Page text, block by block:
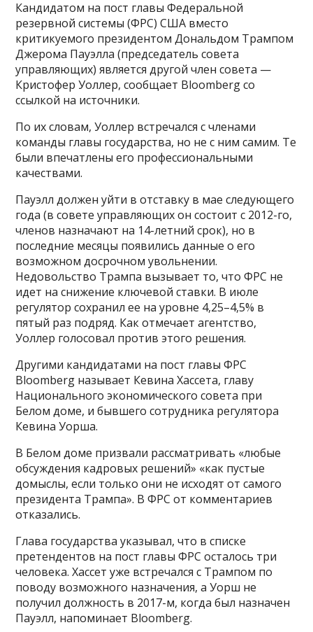
Кандидатом на пост главы Федеральной
резервной системы (ФРС) США вместо
критикуемого президентом Дональдом Трампом
Джерома Пауэлла (председатель совета
управляющих) является другой член совета —
Кристофер Уоллер, сообщает Bloomberg со
ссылкой на источники.
По их словам, Уоллер встречался с членами
команды главы государства, но не с ним самим. Те
были впечатлены его профессиональными
качествами.
Пауэлл должен уйти в отставку в мае следующего
года (в совете управляющих он состоит с 2012-го,
членов назначают на 14-летний срок), но в
последние месяцы появились данные о его
возможном досрочном увольнении.
Недовольство Трампа вызывает то, что ФРС не
идет на снижение ключевой ставки. В июле
регулятор сохранил ее на уровне 4,25–4,5% в
пятый раз подряд. Как отмечает агентство,
Уоллер голосовал против этого решения.
Другими кандидатами на пост главы ФРС
Bloomberg называет Кевина Хассета, главу
Национального экономического совета при
Белом доме, и бывшего сотрудника регулятора
Кевина Уорша.
В Белом доме призвали рассматривать «любые
обсуждения кадровых решений» «как пустые
домыслы, если только они не исходят от самого
президента Трампа». В ФРС от комментариев
отказались.
Глава государства указывал, что в списке
претендентов на пост главы ФРС осталось три
человека. Хассет уже встречался с Трампом по
поводу возможного назначения, а Уорш не
получил должность в 2017-м, когда был назначен
Пауэлл, напоминает Bloomberg.